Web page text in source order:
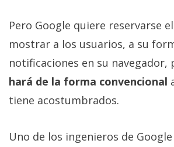
móviles,
ordenadores,
apps,
informática,
comparativas,
trucos y
tutoriales.
Informático
Pero Google quiere reservarse
mostrar a los usuarios, a su
notificaciones en su navegador,
hará de la forma convencional
tiene acostumbrados.
Uno de los ingenieros de Google